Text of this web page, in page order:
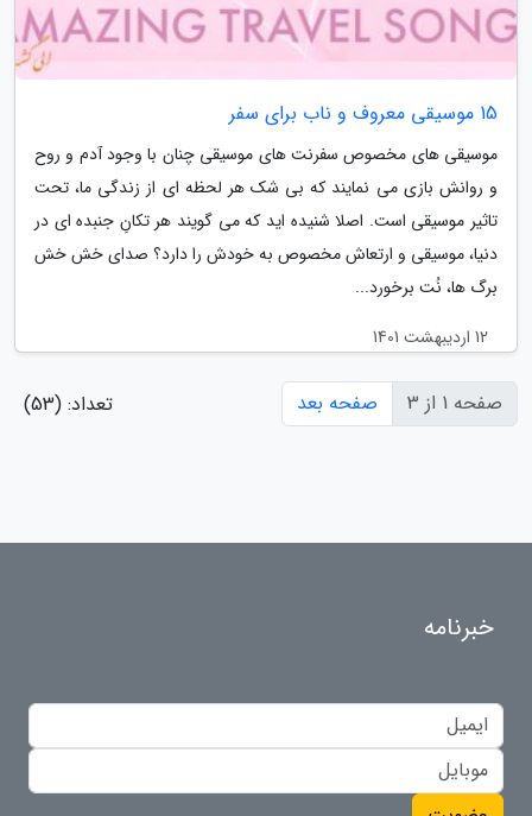
15 موسیقی معروف و ناب برای سفر
موسیقی های مخصوص سفرنت های موسیقی چنان با وجود آدم و روح
و روانش بازی می نمایند که بی شک هر لحظه ای از زندگی ما، تحت
تاثیر موسیقی است. اصلا شنیده اید که می گویند هر تکانِ جنبده ای در
دنیا، موسیقی و ارتعاش مخصوص به خودش را دارد؟ صدای خش خش
برگ ها، نُت برخورد...
12 اردیبهشت 1401
صفحه 1 از 3 صفحه بعد تعداد: (53)
خبرنامه